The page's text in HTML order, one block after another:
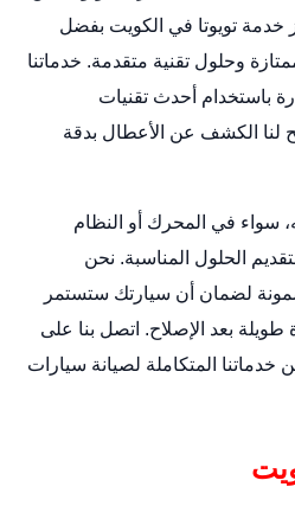
خدمة تويوتا في الكويت بفضل
وحلول تقنية متقدمة. خدماتنا
باستخدام أحدث تقنيات
لنا الكشف عن الأعطال بدقة
سواء في المحرك أو النظام
الحلول المناسبة. نحن
لضمان أن سيارتك ستستمر
طويلة بعد الإصلاح. اتصل بنا على
خدماتنا المتكاملة لصيانة سيارات